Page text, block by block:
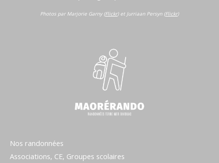
Photos par Marjorie Garny (Flickr) et Jurriaan Persyn (Flickr)
Nos randonnées
Associations, CE, Groupes scolaires